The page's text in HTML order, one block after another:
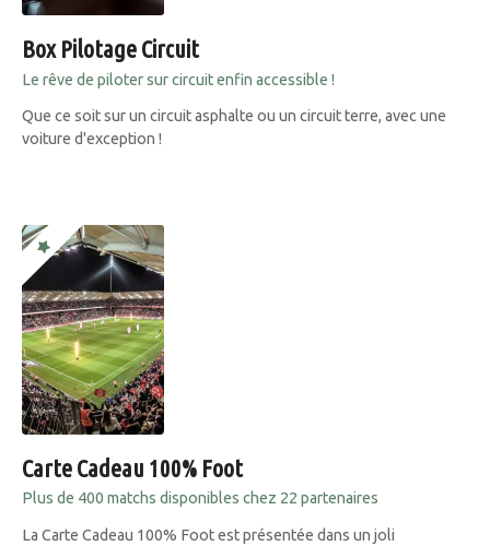
Box Pilotage Circuit
Le rêve de piloter sur circuit enfin accessible !
Que ce soit sur un circuit asphalte ou un circuit terre, avec une
voiture d'exception !
Carte Cadeau 100% Foot
Plus de 400 matchs disponibles chez 22 partenaires
La Carte Cadeau 100% Foot est présentée dans un joli